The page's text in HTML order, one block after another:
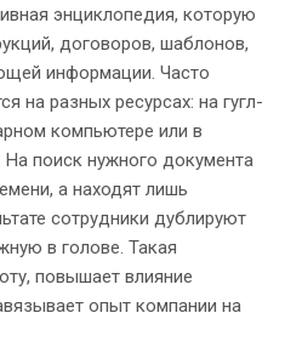
энциклопедия, которую
договоров, шаблонов,
информации. Часто
на разных ресурсах: на гугл-
компьютере или в
На поиск нужного документа
а находят лишь
сотрудники дублируют
в голове. Такая
повышает влияние
опыт компании на